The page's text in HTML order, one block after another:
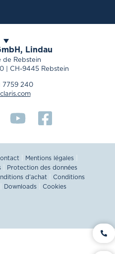
Lindau
de Rebstein
| CH-9445 Rebstein
7759 240
Mentions légales
Protection des données
d’achat| Conditions
Downloads| Cookies